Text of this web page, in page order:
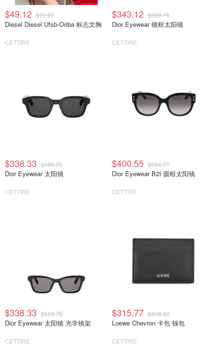
$49.12 $72.97
Diesel Diesel Ufsb-Oriba 标志文胸
CETTIRE
$343.12 $568.75
Dior Eyewear 镜框太阳镜
CETTIRE
$338.33 $568.75
Dior Eyewear 太阳镜
CETTIRE
$400.55 $664.71
Dior Eyewear B2I 圆框太阳镜
CETTIRE
$338.33 $568.75
Dior Eyewear 太阳镜 光学镜架
CETTIRE
$315.77 $408.82
Loewe Chevron 卡包 钱包
CETTIRE